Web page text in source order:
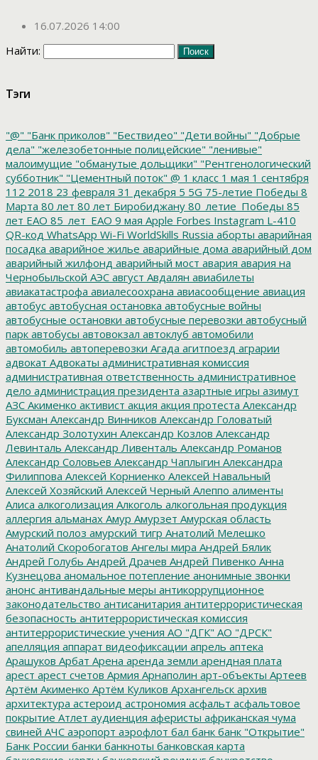
16.07.2026 14:00
Найти:
Тэги
"@" "Банк приколов" "Бествидео" "Дети войны" "Добрые
дела" "железобетонные полицейские" "ленивые"
малоимущие "обманутые дольщики" "Рентгенологический
субботник" "Цементный поток" @ 1 класс 1 мая 1 сентября
112 2018 23 февраля 31 декабря 5 5G 75-летие Победы 8
Марта 80 лет 80 лет Биробиджану 80_летие_Победы 85
лет ЕАО 85_лет_ЕАО 9 мая Apple Forbes Instagram L-410
QR-код WhatsApp Wi-Fi WorldSkills Russia аборты аварийная
посадка аварийное жилье аварийные дома аварийный дом
аварийный жилфонд аварийный мост авария авария на
Чернобыльской АЭС август Авдалян авиабилеты
авиакатастрофа авиалесоохрана авиасообщение авиация
автобус автобусная остановка автобусные войны
автобусные остановки автобусные перевозки автобусный
парк автобусы автовокзал автоклуб автомобили
автомобиль автоперевозки Агада агитпоезд аграрии
адвокат Адвокаты административная комиссия
административная ответственность административное
дело администрация президента азартные игры азимут
АЗС Акименко активист акция акция протеста Александр
Буксман Александр Винников Александр Головатый
Александр Золотухин Александр Козлов Александр
Левинталь Александр Ливенталь Александр Романов
Александр Соловьев Александр Чаплыгин Александра
Филиппова Алексей Корниенко Алексей Навальный
Алексей Хозяйский Алексей Черный Алеппо алименты
Алиса алкоголизация Алкоголь алкогольная продукция
аллергия альманах Амур Амурзет Амурская область
Амурский полоз амурский тигр Анатолий Мелешко
Анатолий Скоробогатов Ангелы мира Андрей Бялик
Андрей Голубь Андрей Драчев Андрей Пивенко Анна
Кузнецова аномальное потепление анонимные звонки
анонс антивандальные меры антикоррупционное
законодательство антисанитария антитеррористическая
безопасность антитеррористическая комиссия
антитеррористические учения АО "ДГК" АО "ДРСК"
апелляция аппарат видеофиксации апрель аптека
Арашуков Арбат Арена аренда земли арендная плата
арест арест счетов Армия Арнаполин арт-объекты Артеев
Артём Акименко Артём Куликов Архангельск архив
архитектура астероид астрономия асфальт асфальтовое
покрытие Атлет аудиенция аферисты африканская чума
свиней АЧС аэропорт аэрофлот бал банк банк "Открытие"
Банк России банки банкноты банковская карта